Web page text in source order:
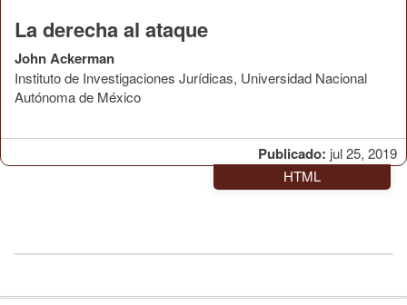
Publicado: jul 25, 2019
La derecha al ataque
John Ackerman
Instituto de Investigaciones Jurídicas, Universidad Nacional
Autónoma de México
HTML